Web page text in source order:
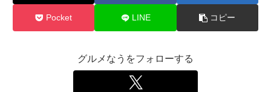
Pocket LINE コピー
グルメなうをフォローする